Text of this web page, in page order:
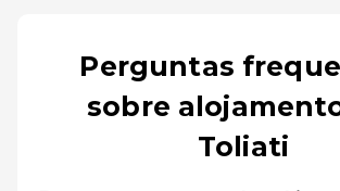
Perguntas
sobre
Toliati